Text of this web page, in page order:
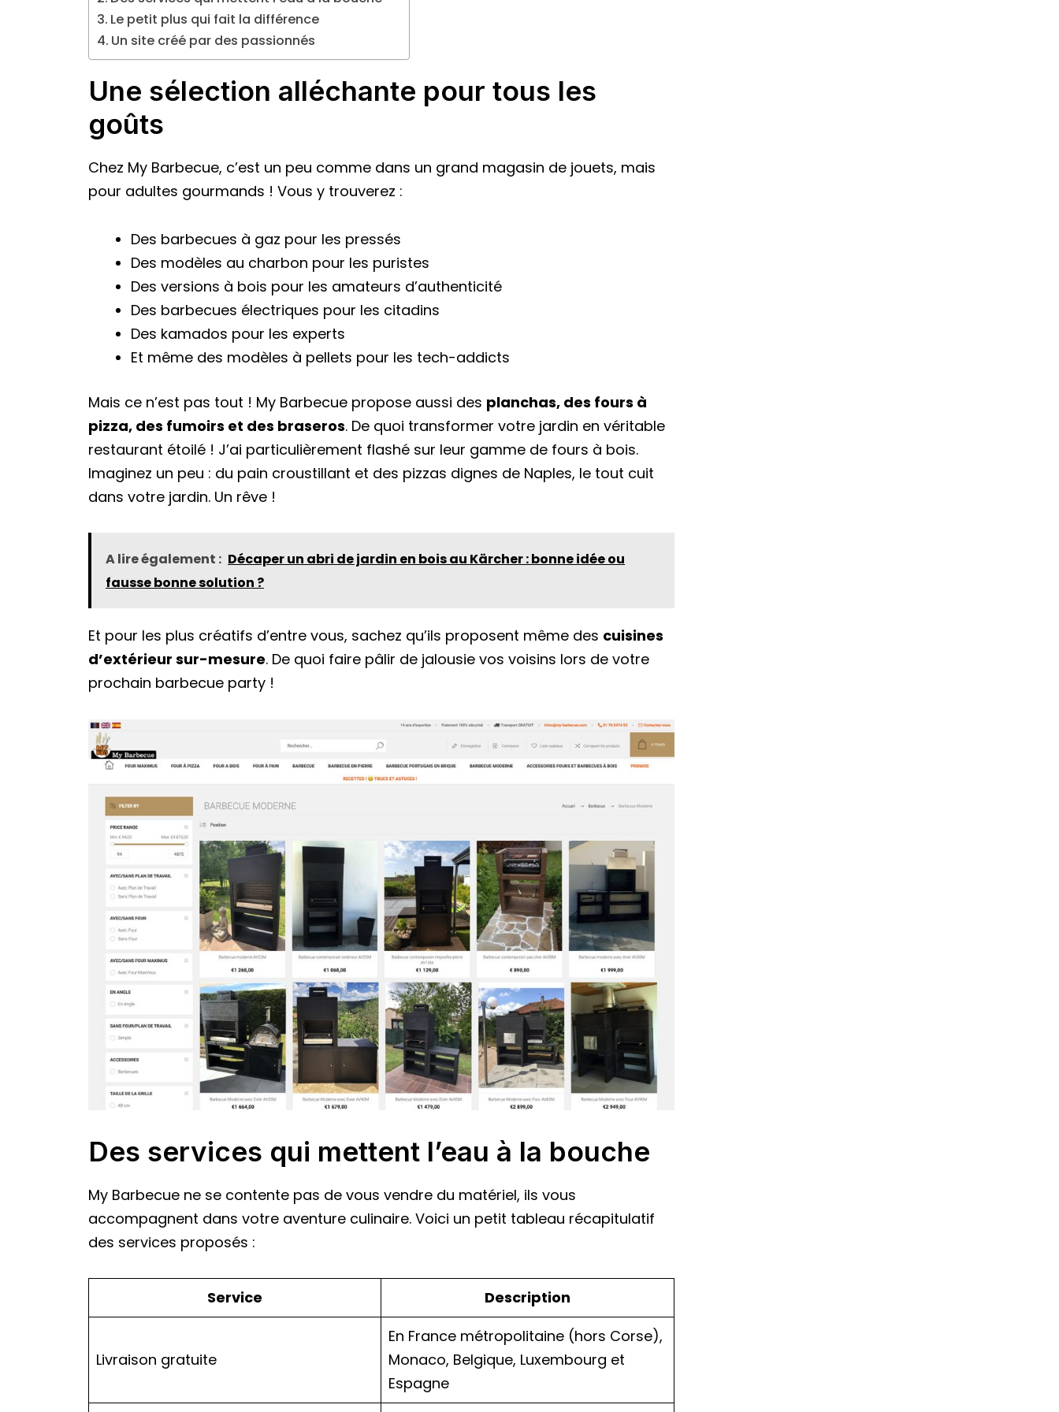
Le petit plus qui fait la différence
Un site créé par des passionnés
Une sélection alléchante pour tous les
goûts
Chez My Barbecue, c’est un peu comme dans un grand magasin de jouets, mais
pour adultes gourmands ! Vous y trouverez :
Des barbecues à gaz pour les pressés
Des modèles au charbon pour les puristes
Des versions à bois pour les amateurs d’authenticité
Des barbecues électriques pour les citadins
Des kamados pour les experts
Et même des modèles à pellets pour les tech-addicts
Mais ce n’est pas tout ! My Barbecue propose aussi des planchas, des fours à
pizza, des fumoirs et des braseros. De quoi transformer votre jardin en véritable
restaurant étoilé ! J’ai particulièrement flashé sur leur gamme de fours à bois.
Imaginez un peu : du pain croustillant et des pizzas dignes de Naples, le tout cuit
dans votre jardin. Un rêve !
A lire également : Décaper un abri de jardin en bois au Kärcher : bonne idée ou
fausse bonne solution ?
Et pour les plus créatifs d’entre vous, sachez qu’ils proposent même des cuisines
d’extérieur sur-mesure. De quoi faire pâlir de jalousie vos voisins lors de votre
prochain barbecue party !
Des services qui mettent l’eau à la bouche
My Barbecue ne se contente pas de vous vendre du matériel, ils vous
accompagnent dans votre aventure culinaire. Voici un petit tableau récapitulatif
des services proposés :
Service Description
Livraison gratuite
En France métropolitaine (hors Corse),
Monaco, Belgique, Luxembourg et
Espagne